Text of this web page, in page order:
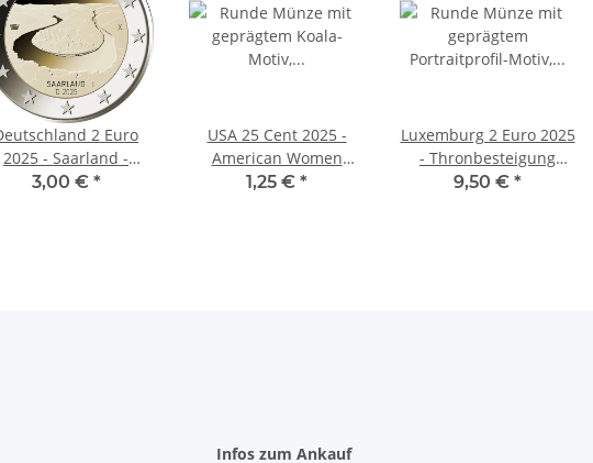
2 Euro
2025 - Saarland -
Saarschleife - D*
3,00 € *
USA 25 Cent 2025 -
American Women
Quarter #11 - Juliette G.
1,25 € *
Luxemburg 2 Euro 2025
- Thronbesteigung
Henri - unc.
9,50 € *
Infos zum Ankauf